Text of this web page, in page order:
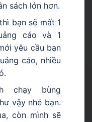
sách lớn hơn.
bạn sẽ mất 1
cáo và 1
yêu cầu bạn
cáo, nhiều
chạy bùng
vậy nhé bạn.
còn mình sẽ